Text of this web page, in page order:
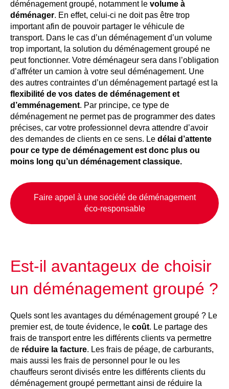
déménagement groupé, notamment le volume à
déménager. En effet, celui-ci ne doit pas être trop
important afin de pouvoir partager le véhicule de
transport. Dans le cas d’un déménagement d’un volume
trop important, la solution du déménagement groupé ne
peut fonctionner. Votre déménageur sera dans l’obligation
d’affréter un camion à votre seul déménagement. Une
des autres contraintes d’un déménagement partagé est la
flexibilité de vos dates de déménagement et
d’emménagement. Par principe, ce type de
déménagement ne permet pas de programmer des dates
précises, car votre professionnel devra attendre d’avoir
des demandes de clients en ce sens. Le délai d’attente
pour ce type de déménagement est donc plus ou
moins long qu’un déménagement classique.
Faire appel à une société de déménagement
éco-responsable
Est-il avantageux de choisir
un déménagement groupé ?
Quels sont les avantages du déménagement groupé ? Le
premier est, de toute évidence, le coût. Le partage des
frais de transport entre les différents clients va permettre
de réduire la facture. Les frais de péage, de carburants,
mais aussi les frais de personnel pour le ou les
chauffeurs seront divisés entre les différents clients du
déménagement groupé permettant ainsi de réduire la